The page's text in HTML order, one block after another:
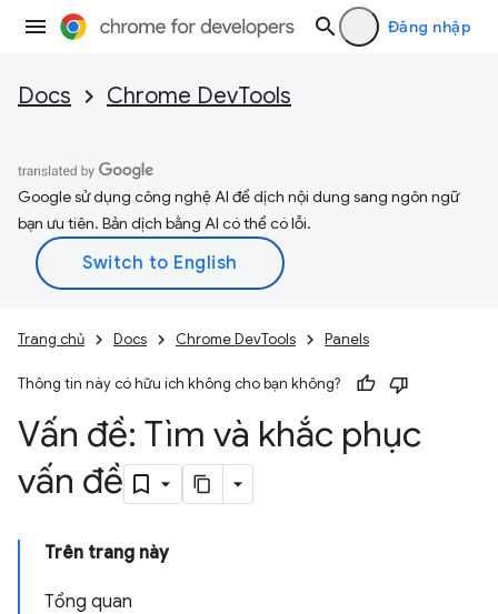
Đăng nhập
Docs Chrome DevTools
Google sử dụng công nghệ AI để dịch nội dung sang ngôn ngữ
bạn ưu tiên. Bản dịch bằng AI có thể có lỗi.
Trang chủ Docs Chrome DevTools Panels
Thông tin này có hữu ích không cho bạn không?
Vấn đề: Tìm và khắc phục
vấn đề
Trên trang này
Tổng quan